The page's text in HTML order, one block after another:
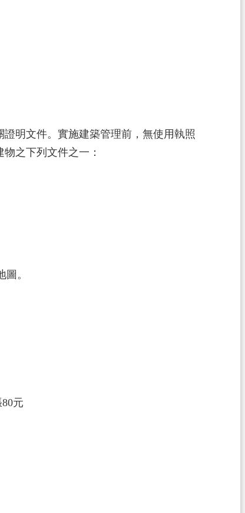
明文件。實施建築管理前，無使用執照
之下列文件之一：
。
元